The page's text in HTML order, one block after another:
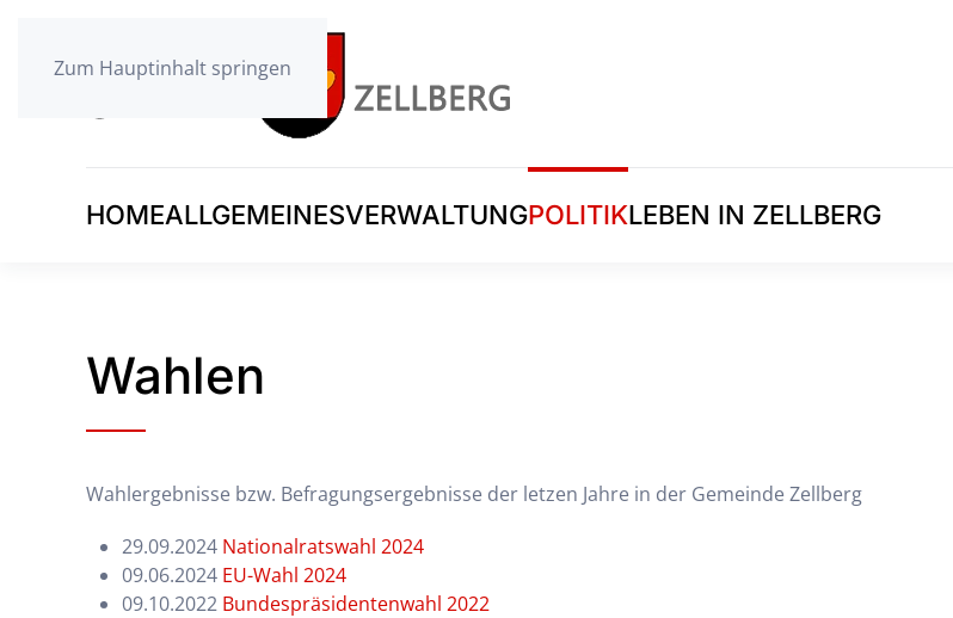
Zum Hauptinhalt springen
HOMEALLGEMEINESVERWALTUNGPOLITIKLEBEN IN ZELLBERG
Wahlen
Wahlergebnisse bzw. Befragungsergebnisse der letzen Jahre in der Gemeinde Zellberg
29.09.2024 Nationalratswahl 2024
09.06.2024 EU-Wahl 2024
09.10.2022 Bundespräsidentenwahl 2022